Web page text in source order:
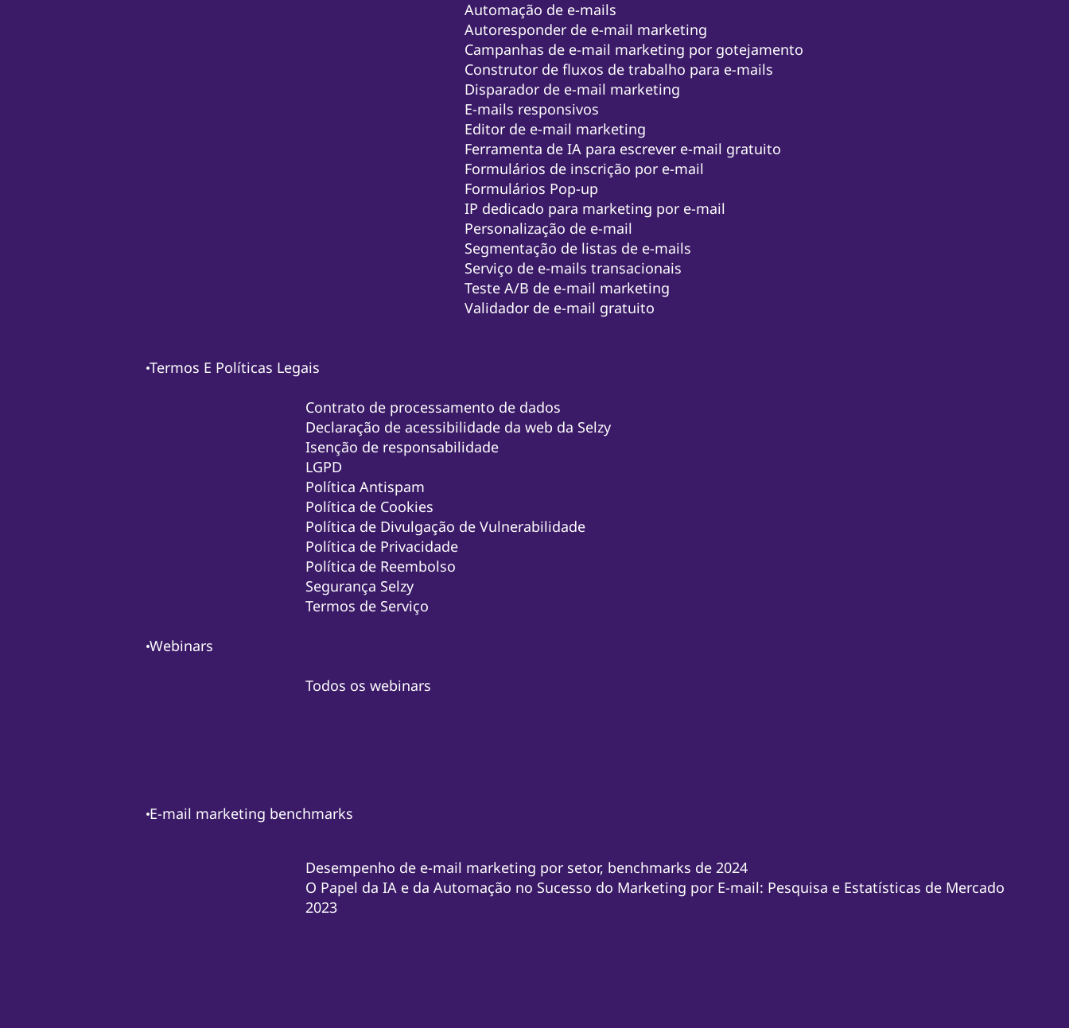
Automação de e-mails
Autoresponder de e-mail marketing
Campanhas de e-mail marketing por gotejamento
Construtor de fluxos de trabalho para e-mails
Disparador de e-mail marketing
E-mails responsivos
Editor de e-mail marketing
Ferramenta de IA para escrever e-mail gratuito
Formulários de inscrição por e-mail
Formulários Pop-up
IP dedicado para marketing por e-mail
Personalização de e-mail
Segmentação de listas de e-mails
Serviço de e-mails transacionais
Teste A/B de e-mail marketing
Validador de e-mail gratuito
Termos E Políticas Legais
Contrato de processamento de dados
Declaração de acessibilidade da web da Selzy
Isenção de responsabilidade
LGPD
Política Antispam
Política de Cookies
Política de Divulgação de Vulnerabilidade
Política de Privacidade
Política de Reembolso
Segurança Selzy
Termos de Serviço
Webinars
Todos os webinars
E-mail marketing benchmarks
Desempenho de e-mail marketing por setor, benchmarks de 2024
O Papel da IA e da Automação no Sucesso do Marketing por E-mail: Pesquisa e Estatísticas de Mercado
2023